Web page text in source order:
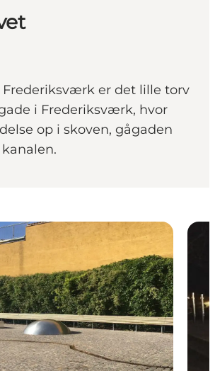
Frederiksværk er det lille torv
i Frederiksværk, hvor
op i skoven, gågaden